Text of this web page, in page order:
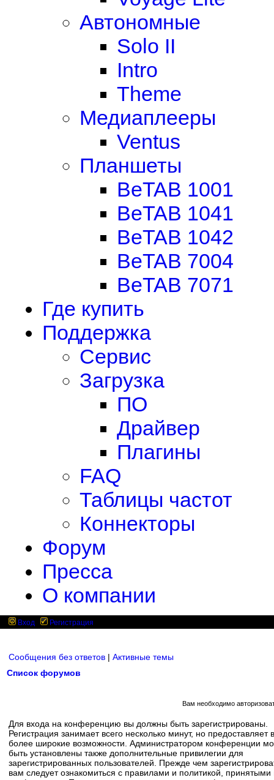
Автономные
Solo II
Intro
Theme
Медиаплееры
Ventus
Планшеты
BeTAB 1001
BeTAB 1041
BeTAB 1042
BeTAB 7004
BeTAB 7071
Где купить
Поддержка
Сервис
Загрузка
ПО
Драйвер
Плагины
FAQ
Таблицы частот
Коннекторы
Форум
Пресса
О компании
Вход Регистрация
Сообщения без ответов | Активные темы
Список форумов
Вам необходимо
Для входа на конференцию вы должны быть зарегистрированы.
Регистрация занимает всего несколько минут, но предоставляет
более широкие возможности. Администратором конференции
быть установлены также дополнительные привилегии для
зарегистрированных пользователей. Прежде чем
вам следует ознакомиться с правилами и политикой, принятыми